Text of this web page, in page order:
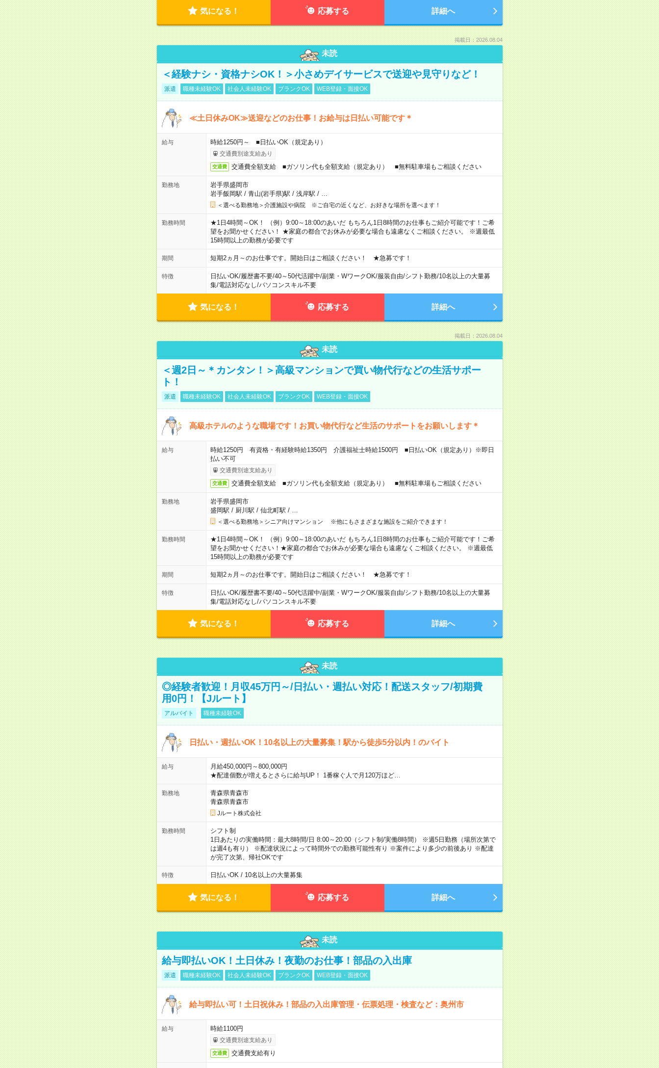
気になる！ 応募する 詳細へ
掲載日：2026.08.04
未読
＜経験ナシ・資格ナシOK！＞小さめデイサービスで送迎や見守りなど！
派遣 職種未経験OK 社会人未経験OK ブランクOK WEB登録・面接OK
≪土日休みOK≫送迎などのお仕事！お給与は日払い可能です＊
給与 時給1250円～ ■日払いOK（規定あり）
交通費別途支給あり
交通費 交通費全額支給 ■ガソリン代も全額支給（規定あり） ■無料駐車場もご相談ください
勤務地
岩手県盛岡市
岩手飯岡駅 / 青山(岩手県)駅 / 浅岸駅 /
＜選べる勤務地＞介護施設や病院 ※ご自宅の近くなど、お好きな場所を選べます！
勤務時間
★1日4時間～OK！ （例）9:00～18:00のあいだ もちろん1日8時間のお仕事もご紹介可能です！ご希
望をお聞かせください！ ★家庭の都合でお休みが必要な場合も遠慮なくご相談ください。 ※週最低
15時間以上の勤務が必要です
期間 短期2ヵ月～のお仕事です。開始日はご相談ください！ ★急募です！
特徴 日払いOK/履歴書不要/40～50代活躍中/副業・WワークOK/服装自由/シフト勤務/10名以上の大量募
集/電話対応なし/パソコンスキル不要
気になる！ 応募する 詳細へ
掲載日：2026.08.04
未読
＜週2日～＊カンタン！＞高級マンションで買い物代行などの生活サポー
ト！
派遣 職種未経験OK 社会人未経験OK ブランクOK WEB登録・面接OK
高級ホテルのような職場です！お買い物代行など生活のサポートをお願いします＊
給与
時給1250円 有資格・有経験時給1350円 介護福祉士時給1500円 ■日払いOK（規定あり）※即日
払い不可
交通費別途支給あり
交通費 交通費全額支給 ■ガソリン代も全額支給（規定あり） ■無料駐車場もご相談ください
勤務地
岩手県盛岡市
盛岡駅 / 厨川駅 / 仙北町駅 /
＜選べる勤務地＞シニア向けマンション ※他にもさまざまな施設をご紹介できます！
勤務時間
★1日4時間～OK！ （例）9:00～18:00のあいだ もちろん1日8時間のお仕事もご紹介可能です！ご希
望をお聞かせください！★家庭の都合でお休みが必要な場合も遠慮なくご相談ください。 ※週最低
15時間以上の勤務が必要です
期間 短期2ヵ月～のお仕事です。開始日はご相談ください！ ★急募です！
特徴 日払いOK/履歴書不要/40～50代活躍中/副業・WワークOK/服装自由/シフト勤務/10名以上の大量募
集/電話対応なし/パソコンスキル不要
気になる！ 応募する 詳細へ
未読
◎経験者歓迎！月収45万円～/日払い・週払い対応！配送スタッフ/初期費
用0円！【Jルート】
アルバイト 職種未経験OK
日払い・週払いOK！10名以上の大量募集！駅から徒歩5分以内！のバイト
給与
月給450,000円～800,000円
★配達個数が増えるとさらに給与UP！ 1番稼ぐ人で月120万ほど…
勤務地
青森県青森市
青森県青森市
Jルート株式会社
勤務時間
シフト制
1日あたりの実働時間：最大8時間/日 8:00～20:00（シフト制/実働8時間） ※週5日勤務（場所次第で
は週4も有り） ※配達状況によって時間外での勤務可能性有り ※案件により多少の前後あり ※配達
が完了次第、帰社OKです
特徴 日払いOK / 10名以上の大量募集
気になる！ 応募する 詳細へ
未読
給与即払いOK！土日休み！夜勤のお仕事！部品の入出庫
派遣 職種未経験OK 社会人未経験OK ブランクOK WEB登録・面接OK
給与即払い可！土日祝休み！部品の入出庫管理・伝票処理・検査など：奥州市
給与 時給1100円
交通費別途支給あり
交通費 交通費支給有り